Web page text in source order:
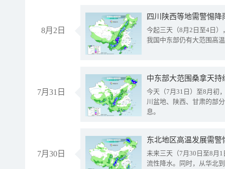
8月2日
今起三天（8月2日至4日
我国中东部仍有大范围高
7月31日
中东部大范围桑拿天
今天（7月31日）至8月初
川盆地、陕西、甘肃的部
息。
7月30日
东北地区高温发展需
未来三天（7月30日至8月
流性降水。同时，从华北